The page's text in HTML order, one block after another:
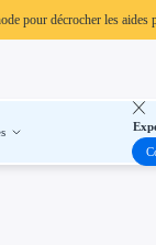
pour décrocher les